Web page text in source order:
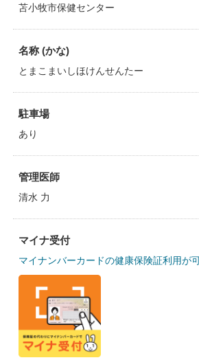
苫小牧市保健センター
名称 (かな)
とまこまいしほけんせんたー
駐車場
あり
管理医師
清水 力
マイナ受付
マイナンバーカードの健康保険証利用が